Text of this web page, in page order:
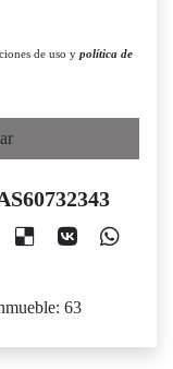
de uso y política de
63